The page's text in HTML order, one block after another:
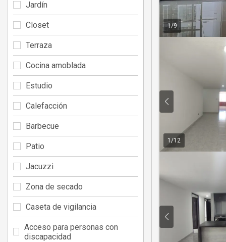
1/9
1 /12
Jardín
Closet
Terraza
Cocina amoblada
Estudio
Calefacción
Barbecue
Patio
Jacuzzi
Zona de secado
Caseta de vigilancia
Acceso para personas con
discapacidad